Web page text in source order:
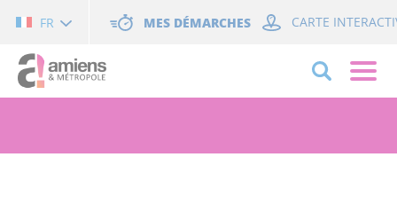
FR MES DÉMARCHES CARTE